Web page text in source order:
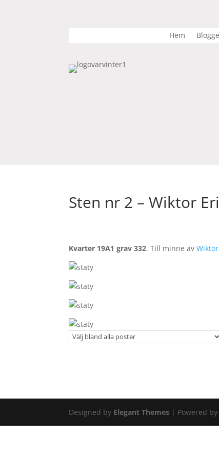
Hem
Sten nr 2 – Wiktor
Kvarter 19A1 grav 332. Till minne av
Designed by Elegant Themes | Powered